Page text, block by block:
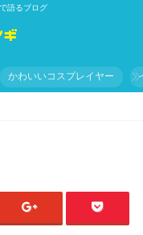
語るブログ
かわいいコスプレイヤー